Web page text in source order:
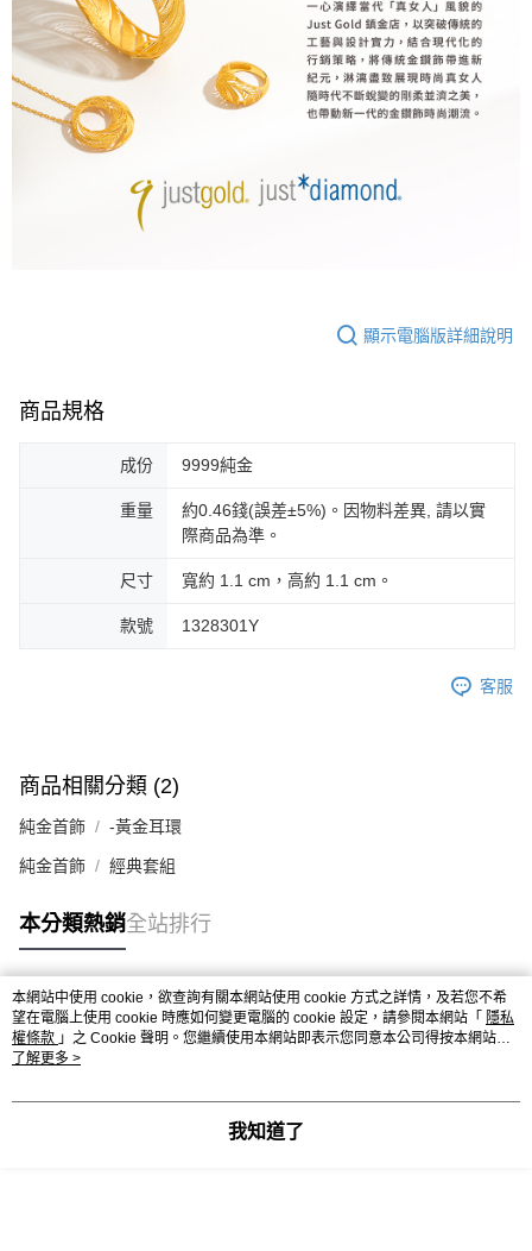
顯示電腦版詳細說明
商品規格
成份 9999純金
重量
約0.46錢(誤差±5%)。因物料差異, 請以實
際商品為準。
尺寸 寬約 1.1 cm，高約 1.1 cm。
款號 1328301Y
客服
商品相關分類 (2)
純金首飾 -黃金耳環
純金首飾 經典套組
本分類熱銷全站排行
熱門標籤
本網站中使用 cookie，欲查詢有關本網站使用 cookie 方式之詳情，及若您不希
望在電腦上使用 cookie 時應如何變更電腦的 cookie 設定，請參閱本網站「 隱私
權條款 」之 Cookie 聲明。您繼續使用本網站即表示您同意本公司得按本網站使
用條款之 Cookie 聲明使用 cookie。
了解更多 >
我知道了